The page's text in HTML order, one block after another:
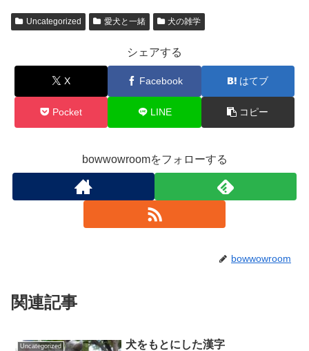
Uncategorized 愛犬と一緒 犬の雑学
シェアする
X Facebook はてブ
Pocket LINE コピー
bowwowroomをフォローする
bowwowroom
関連記事
Uncategorized 犬をもとにした漢字